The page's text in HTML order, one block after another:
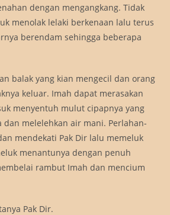
dengan mengangkang. Tidak
menolak lelaki berkenaan lalu terus
berendam sehingga beberapa
balak yang kian mengecil dan orang
keluar. Imah dapat merasakan
menyentuh mulut cipapnya yang
dan melelehkan air mani. Perlahan-
mendekati Pak Dir lalu memeluk
menantunya dengan penuh
rambut Imah dan mencium
Pak Dir.